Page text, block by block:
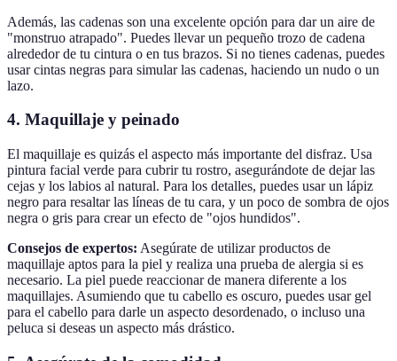
Además, las cadenas son una excelente opción para dar un aire de
"monstruo atrapado". Puedes llevar un pequeño trozo de cadena
alrededor de tu cintura o en tus brazos. Si no tienes cadenas, puedes
usar cintas negras para simular las cadenas, haciendo un nudo o un
lazo.
4. Maquillaje y peinado
El maquillaje es quizás el aspecto más importante del disfraz. Usa
pintura facial verde para cubrir tu rostro, asegurándote de dejar las
cejas y los labios al natural. Para los detalles, puedes usar un lápiz
negro para resaltar las líneas de tu cara, y un poco de sombra de ojos
negra o gris para crear un efecto de "ojos hundidos".
Consejos de expertos: Asegúrate de utilizar productos de
maquillaje aptos para la piel y realiza una prueba de alergia si es
necesario. La piel puede reaccionar de manera diferente a los
maquillajes. Asumiendo que tu cabello es oscuro, puedes usar gel
para el cabello para darle un aspecto desordenado, o incluso una
peluca si deseas un aspecto más drástico.